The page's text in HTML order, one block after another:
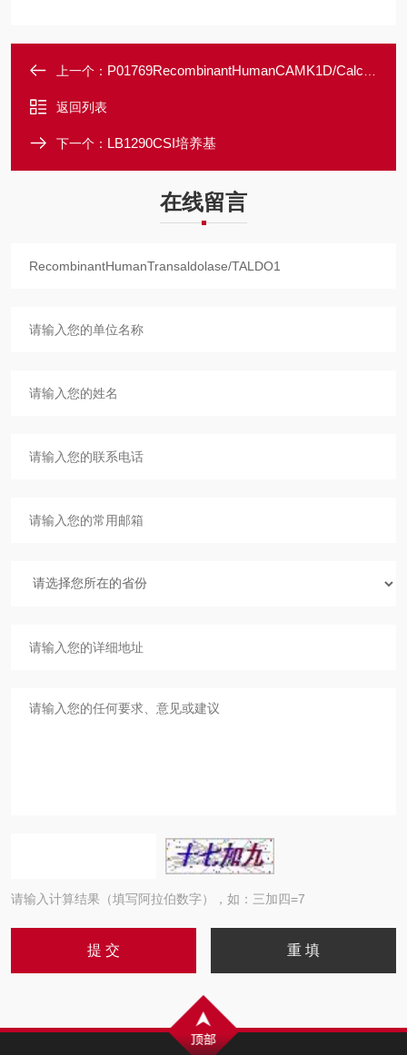
上一个： P01769RecombinantHumanCAMK1D/Calcium/calmodulin-dependentproteinkinasetype1D
返回列表
下一个： LB1290CSI培养基
在线留言
请输入计算结果（填写阿拉伯数字），如：三加四=7